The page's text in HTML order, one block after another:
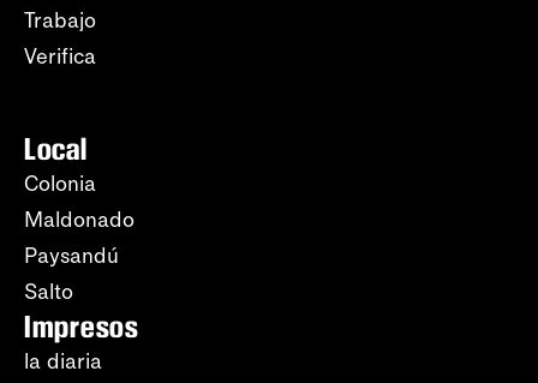
Trabajo
Verifica
Local
Colonia
Maldonado
Paysandú
Salto
Impresos
la diaria